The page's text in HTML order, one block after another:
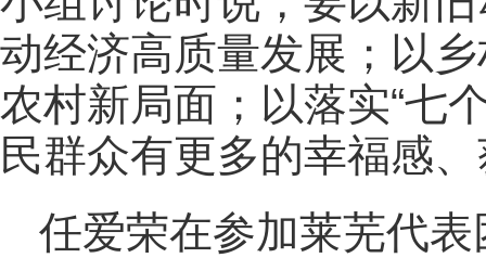
动经济高质量发展；以
农村新局面；以落实“七
民群众有更多的幸福感
任爱荣在参加莱芜代